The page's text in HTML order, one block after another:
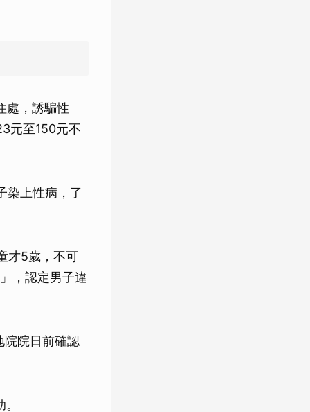
處，誘騙性
元至150元不
染上性病，了
才5歲，不可
，認定男子違
院日前確認